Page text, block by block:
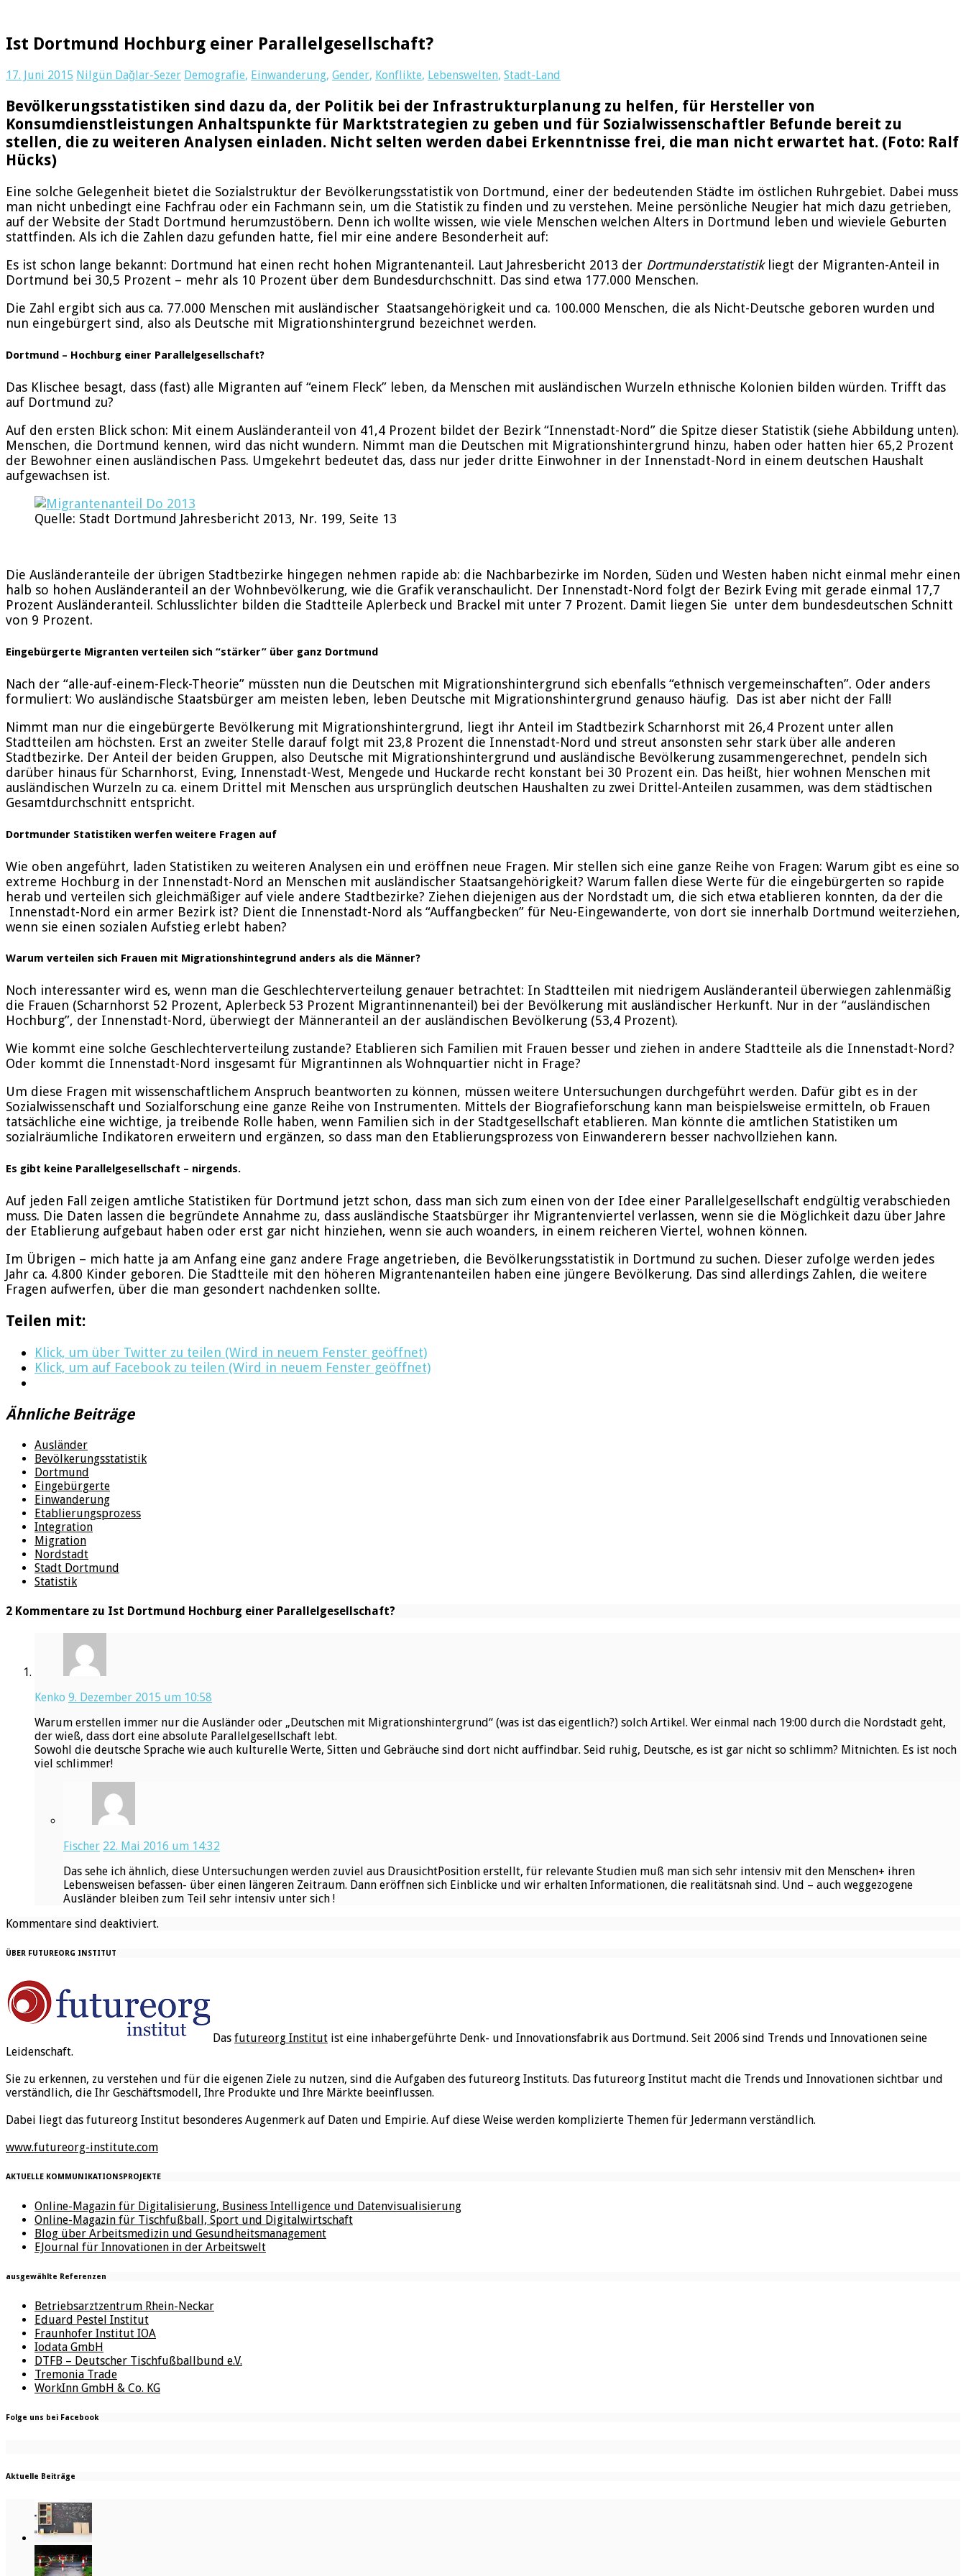
Ist Dortmund Hochburg einer Parallelgesellschaft?
17. Juni 2015 Nilgün Dağlar-Sezer Demografie, Einwanderung, Gender, Konflikte, Lebenswelten, Stadt-Land
Bevölkerungsstatistiken sind dazu da, der Politik bei der Infrastrukturplanung zu helfen, für Hersteller von
Konsumdienstleistungen Anhaltspunkte für Marktstrategien zu geben und für Sozialwissenschaftler Befunde bereit zu
stellen, die zu weiteren Analysen einladen. Nicht selten werden dabei Erkenntnisse frei, die man nicht erwartet hat. (Foto: Ralf
Hücks)
Eine solche Gelegenheit bietet die Sozialstruktur der Bevölkerungsstatistik von Dortmund, einer der bedeutenden Städte im östlichen Ruhrgebiet. Dabei muss
man nicht unbedingt eine Fachfrau oder ein Fachmann sein, um die Statistik zu finden und zu verstehen. Meine persönliche Neugier hat mich dazu getrieben,
auf der Website der Stadt Dortmund herumzustöbern. Denn ich wollte wissen, wie viele Menschen welchen Alters in Dortmund leben und wieviele Geburten
stattfinden. Als ich die Zahlen dazu gefunden hatte, fiel mir eine andere Besonderheit auf:
Es ist schon lange bekannt: Dortmund hat einen recht hohen Migrantenanteil. Laut Jahresbericht 2013 der Dortmunderstatistik liegt der Migranten-Anteil in
Dortmund bei 30,5 Prozent – mehr als 10 Prozent über dem Bundesdurchschnitt. Das sind etwa 177.000 Menschen.
Die Zahl ergibt sich aus ca. 77.000 Menschen mit ausländischer Staatsangehörigkeit und ca. 100.000 Menschen, die als Nicht-Deutsche geboren wurden und
nun eingebürgert sind, also als Deutsche mit Migrationshintergrund bezeichnet werden.
Dortmund – Hochburg einer Parallelgesellschaft?
Das Klischee besagt, dass (fast) alle Migranten auf “einem Fleck” leben, da Menschen mit ausländischen Wurzeln ethnische Kolonien bilden würden. Trifft das
auf Dortmund zu?
Auf den ersten Blick schon: Mit einem Ausländeranteil von 41,4 Prozent bildet der Bezirk “Innenstadt-Nord” die Spitze dieser Statistik (siehe Abbildung unten).
Menschen, die Dortmund kennen, wird das nicht wundern. Nimmt man die Deutschen mit Migrationshintergrund hinzu, haben oder hatten hier 65,2 Prozent
der Bewohner einen ausländischen Pass. Umgekehrt bedeutet das, dass nur jeder dritte Einwohner in der Innenstadt-Nord in einem deutschen Haushalt
aufgewachsen ist.
Quelle: Stadt Dortmund Jahresbericht 2013, Nr. 199, Seite 13
Die Ausländeranteile der übrigen Stadtbezirke hingegen nehmen rapide ab: die Nachbarbezirke im Norden, Süden und Westen haben nicht einmal mehr einen
halb so hohen Ausländeranteil an der Wohnbevölkerung, wie die Grafik veranschaulicht. Der Innenstadt-Nord folgt der Bezirk Eving mit gerade einmal 17,7
Prozent Ausländeranteil. Schlusslichter bilden die Stadtteile Aplerbeck und Brackel mit unter 7 Prozent. Damit liegen Sie unter dem bundesdeutschen Schnitt
von 9 Prozent.
Eingebürgerte Migranten verteilen sich “stärker” über ganz Dortmund
Nach der “alle-auf-einem-Fleck-Theorie” müssten nun die Deutschen mit Migrationshintergrund sich ebenfalls “ethnisch vergemeinschaften”. Oder anders
formuliert: Wo ausländische Staatsbürger am meisten leben, leben Deutsche mit Migrationshintergrund genauso häufig. Das ist aber nicht der Fall!
Nimmt man nur die eingebürgerte Bevölkerung mit Migrationshintergrund, liegt ihr Anteil im Stadtbezirk Scharnhorst mit 26,4 Prozent unter allen
Stadtteilen am höchsten. Erst an zweiter Stelle darauf folgt mit 23,8 Prozent die Innenstadt-Nord und streut ansonsten sehr stark über alle anderen
Stadtbezirke. Der Anteil der beiden Gruppen, also Deutsche mit Migrationshintergrund und ausländische Bevölkerung zusammengerechnet, pendeln sich
darüber hinaus für Scharnhorst, Eving, Innenstadt-West, Mengede und Huckarde recht konstant bei 30 Prozent ein. Das heißt, hier wohnen Menschen mit
ausländischen Wurzeln zu ca. einem Drittel mit Menschen aus ursprünglich deutschen Haushalten zu zwei Drittel-Anteilen zusammen, was dem städtischen
Gesamtdurchschnitt entspricht.
Dortmunder Statistiken werfen weitere Fragen auf
Wie oben angeführt, laden Statistiken zu weiteren Analysen ein und eröffnen neue Fragen. Mir stellen sich eine ganze Reihe von Fragen: Warum gibt es eine so
extreme Hochburg in der Innenstadt-Nord an Menschen mit ausländischer Staatsangehörigkeit? Warum fallen diese Werte für die eingebürgerten so rapide
herab und verteilen sich gleichmäßiger auf viele andere Stadtbezirke? Ziehen diejenigen aus der Nordstadt um, die sich etwa etablieren konnten, da der die
Innenstadt-Nord ein armer Bezirk ist? Dient die Innenstadt-Nord als “Auffangbecken” für Neu-Eingewanderte, von dort sie innerhalb Dortmund weiterziehen,
wenn sie einen sozialen Aufstieg erlebt haben?
Warum verteilen sich Frauen mit Migrationshintegrund anders als die Männer?
Noch interessanter wird es, wenn man die Geschlechterverteilung genauer betrachtet: In Stadtteilen mit niedrigem Ausländeranteil überwiegen zahlenmäßig
die Frauen (Scharnhorst 52 Prozent, Aplerbeck 53 Prozent Migrantinnenanteil) bei der Bevölkerung mit ausländischer Herkunft. Nur in der “ausländischen
Hochburg”, der Innenstadt-Nord, überwiegt der Männeranteil an der ausländischen Bevölkerung (53,4 Prozent).
Wie kommt eine solche Geschlechterverteilung zustande? Etablieren sich Familien mit Frauen besser und ziehen in andere Stadtteile als die Innenstadt-Nord?
Oder kommt die Innenstadt-Nord insgesamt für Migrantinnen als Wohnquartier nicht in Frage?
Um diese Fragen mit wissenschaftlichem Anspruch beantworten zu können, müssen weitere Untersuchungen durchgeführt werden. Dafür gibt es in der
Sozialwissenschaft und Sozialforschung eine ganze Reihe von Instrumenten. Mittels der Biografieforschung kann man beispielsweise ermitteln, ob Frauen
tatsächliche eine wichtige, ja treibende Rolle haben, wenn Familien sich in der Stadtgesellschaft etablieren. Man könnte die amtlichen Statistiken um
sozialräumliche Indikatoren erweitern und ergänzen, so dass man den Etablierungsprozess von Einwanderern besser nachvollziehen kann.
Es gibt keine Parallelgesellschaft – nirgends.
Auf jeden Fall zeigen amtliche Statistiken für Dortmund jetzt schon, dass man sich zum einen von der Idee einer Parallelgesellschaft endgültig verabschieden
muss. Die Daten lassen die begründete Annahme zu, dass ausländische Staatsbürger ihr Migrantenviertel verlassen, wenn sie die Möglichkeit dazu über Jahre
der Etablierung aufgebaut haben oder erst gar nicht hinziehen, wenn sie auch woanders, in einem reicheren Viertel, wohnen können.
Im Übrigen – mich hatte ja am Anfang eine ganz andere Frage angetrieben, die Bevölkerungsstatistik in Dortmund zu suchen. Dieser zufolge werden jedes
Jahr ca. 4.800 Kinder geboren. Die Stadtteile mit den höheren Migrantenanteilen haben eine jüngere Bevölkerung. Das sind allerdings Zahlen, die weitere
Fragen aufwerfen, über die man gesondert nachdenken sollte.
Teilen mit:
Klick, um über Twitter zu teilen (Wird in neuem Fenster geöffnet)
Klick, um auf Facebook zu teilen (Wird in neuem Fenster geöffnet)
Ähnliche Beiträge
Ausländer
Bevölkerungsstatistik
Dortmund
Eingebürgerte
Einwanderung
Etablierungsprozess
Integration
Migration
Nordstadt
Stadt Dortmund
Statistik
2 Kommentare zu Ist Dortmund Hochburg einer Parallelgesellschaft?
Kenko 9. Dezember 2015 um 10:58
Warum erstellen immer nur die Ausländer oder „Deutschen mit Migrationshintergrund“ (was ist das eigentlich?) solch Artikel. Wer einmal nach 19:00 durch die Nordstadt geht,
der wieß, dass dort eine absolute Parallelgesellschaft lebt.
Sowohl die deutsche Sprache wie auch kulturelle Werte, Sitten und Gebräuche sind dort nicht auffindbar. Seid ruhig, Deutsche, es ist gar nicht so schlimm? Mitnichten. Es ist noch
viel schlimmer!
Fischer 22. Mai 2016 um 14:32
Das sehe ich ähnlich, diese Untersuchungen werden zuviel aus DrausichtPosition erstellt, für relevante Studien muß man sich sehr intensiv mit den Menschen+ ihren
Lebensweisen befassen- über einen längeren Zeitraum. Dann eröffnen sich Einblicke und wir erhalten Informationen, die realitätsnah sind. Und – auch weggezogene
Ausländer bleiben zum Teil sehr intensiv unter sich !
Kommentare sind deaktiviert.
ÜBER FUTUREORG INSTITUT
Das futureorg Institut ist eine inhabergeführte Denk- und Innovationsfabrik aus Dortmund. Seit 2006 sind Trends und Innovationen seine
Leidenschaft.
Sie zu erkennen, zu verstehen und für die eigenen Ziele zu nutzen, sind die Aufgaben des futureorg Instituts. Das futureorg Institut macht die Trends und Innovationen sichtbar und
verständlich, die Ihr Geschäftsmodell, Ihre Produkte und Ihre Märkte beeinflussen.
Dabei liegt das futureorg Institut besonderes Augenmerk auf Daten und Empirie. Auf diese Weise werden komplizierte Themen für Jedermann verständlich.
www.futureorg-institute.com
AKTUELLE KOMMUNIKATIONSPROJEKTE
Online-Magazin für Digitalisierung, Business Intelligence und Datenvisualisierung
Online-Magazin für Tischfußball, Sport und Digitalwirtschaft
Blog über Arbeitsmedizin und Gesundheitsmanagement
EJournal für Innovationen in der Arbeitswelt
ausgewählte Referenzen
Betriebsarztzentrum Rhein-Neckar
Eduard Pestel Institut
Fraunhofer Institut IOA
Iodata GmbH
DTFB – Deutscher Tischfußballbund e.V.
Tremonia Trade
WorkInn GmbH & Co. KG
Folge uns bei Facebook
Aktuelle Beiträge